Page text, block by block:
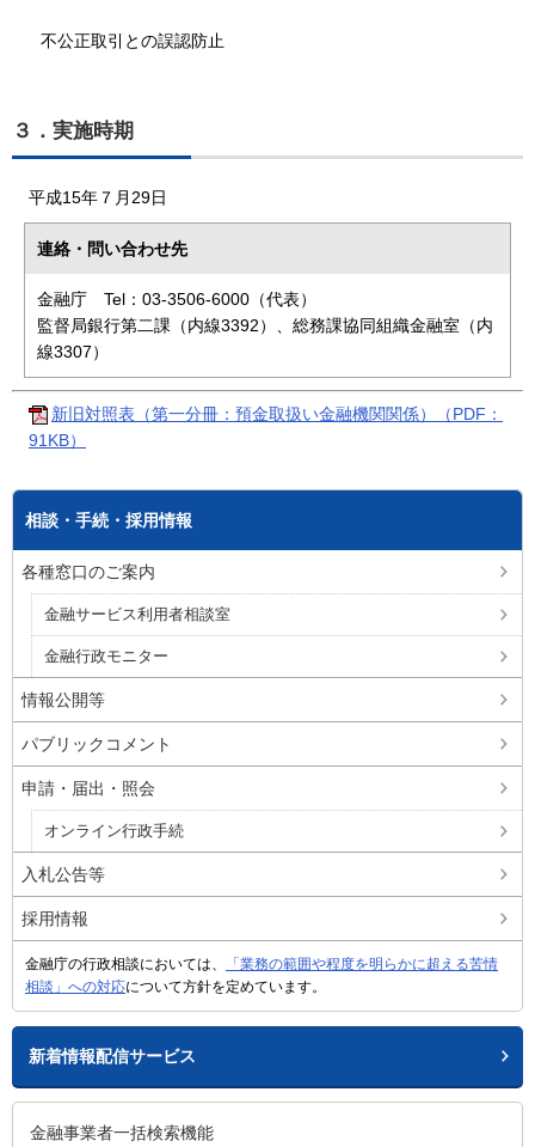
不公正取引との誤認防止
３．実施時期
平成15年７月29日
連絡・問い合わせ先
金融庁 Tel：03-3506-6000（代表）
監督局銀行第二課（内線3392）、総務課協同組織金融室（内
線3307）
新旧対照表（第一分冊：預金取扱い金融機関関係）（PDF：
91KB）
相談・手続・採用情報
各種窓口のご案内
金融サービス利用者相談室
金融行政モニター
情報公開等
パブリックコメント
申請・届出・照会
オンライン行政手続
入札公告等
採用情報
金融庁の行政相談においては、
「業務の範囲や程度を明らかに超える苦情
相談」への対応について方針を定めています。
新着情報配信サービス
金融事業者一括検索機能